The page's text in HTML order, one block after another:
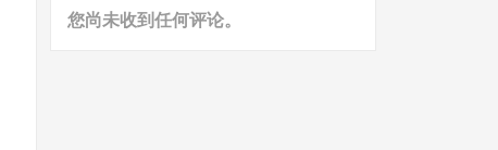
您尚未收到任何评论。